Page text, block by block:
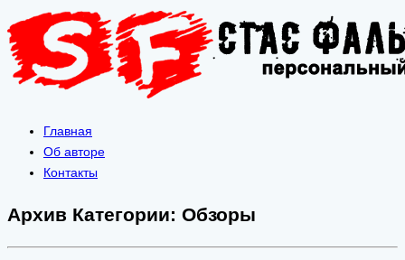
Главная
Об авторе
Контакты
Архив Категории: Обзоры